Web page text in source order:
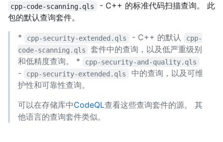
cpp-code-scanning.qls
- C++ 的标准代码扫描查询。 此
包的默认查询套件。
*
cpp-security-extended.qls - C++ 的默认
cpp-
code-scanning.qls
套件中的查询，以及低严重级别
和低精度查询。 *
cpp-security-and-quality.qls
- cpp-security-extended.qls
中的查询，以及可维
护性和可靠性查询。
可以在存储库中CodeQL查看这些查询套件的源。 其
他语言的查询套件类似。